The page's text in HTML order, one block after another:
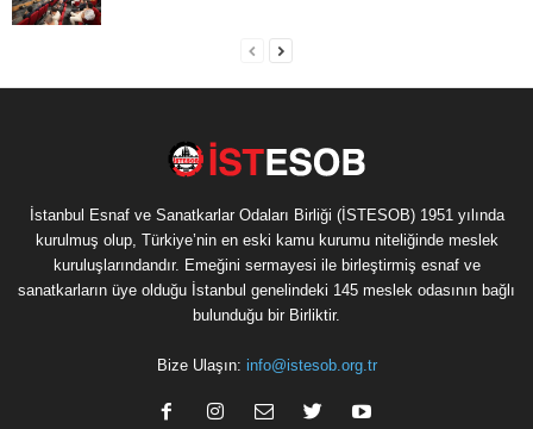
İstanbul Esnaf ve Sanatkarlar Odaları Birliği (İSTESOB) 1951 yılında
kurulmuş olup, Türkiye’nin en eski kamu kurumu niteliğinde meslek
kuruluşlarındandır. Emeğini sermayesi ile birleştirmiş esnaf ve
sanatkarların üye olduğu İstanbul genelindeki 145 meslek odasının bağlı
bulunduğu bir Birliktir.
Bize Ulaşın: info@istesob.org.tr